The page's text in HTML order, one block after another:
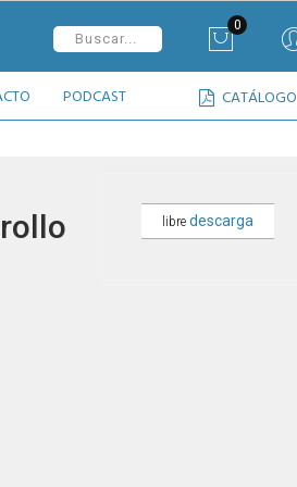
0
CATÁLOGO
PODCAST
libredescarga